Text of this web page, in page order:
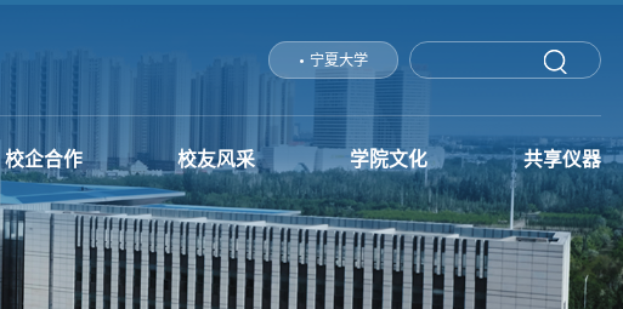
宁夏大学
校企合作 校友风采 学院文化 共享仪器